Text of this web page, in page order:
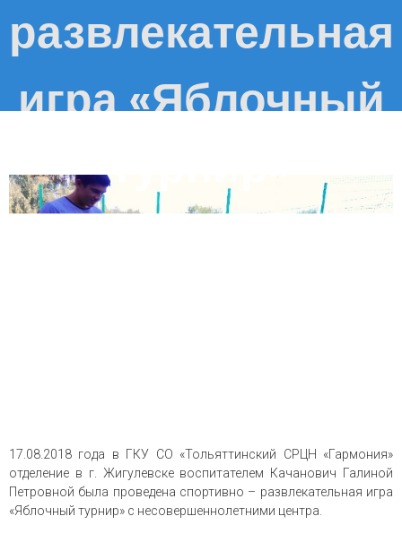
развлекательная
игра «Яблочный
турнир»
17.08.2018 года в ГКУ СО «Тольяттинский СРЦН «Гармония»
отделение в г. Жигулевске воспитателем Качанович Галиной
Петровной была проведена спортивно – развлекательная игра
«Яблочный турнир» с несовершеннолетними центра.